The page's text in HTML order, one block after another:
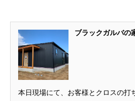
ブラックガルバの
本日現場にて、お客様とクロスの打